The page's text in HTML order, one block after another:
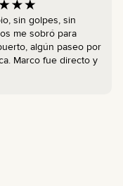
sin golpes, sin
me sobró para
algún paseo por
Marco fue directo y